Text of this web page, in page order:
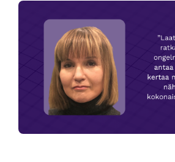
Uusi laaturekisteripilotti rakentaa